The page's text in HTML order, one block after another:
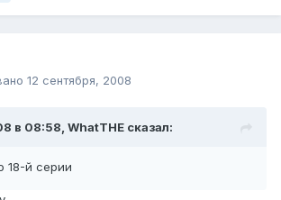
12 сентября, 2008
в 08:58, WhatTHE сказал:
18-й серии